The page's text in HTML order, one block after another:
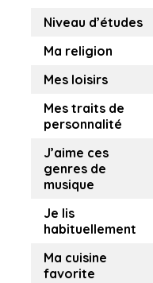
Niveau d’études
Ma religion
Mes loisirs
Mes traits de
personnalité
J’aime ces
genres de
musique
Je lis
habituellement
Ma cuisine
favorite